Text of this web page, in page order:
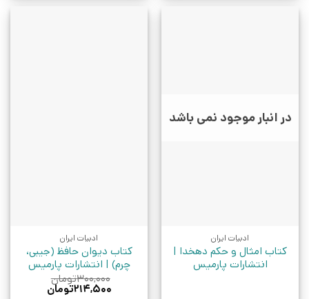
در انبار موجود نمی باشد
ادبیات ایران
کتاب امثال و حکم دهخدا |
انتشارات پارمیس
ادبیات ایران
کتاب دیوان حافظ (جیبی،
چرم) | انتشارات پارمیس
۳۰۰,۰۰۰تومان
قیمت
۲۱۴,۵۰۰تومان